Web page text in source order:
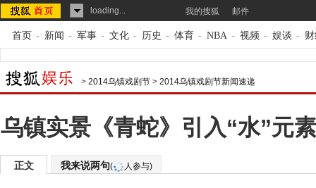
loading... 我的搜狐 邮件
首页 - 新闻 - 军事 - 文化 - 历史 - 体育 - NBA - 视频 - 娱谈 -
> 2014乌镇戏剧节 > 2014乌镇戏剧节新闻速递
乌镇实景《青蛇》引入“水”元
正文 我来说两句( 人参与)